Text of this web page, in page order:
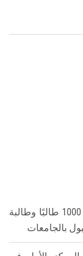
معامل التنسيق الإلكتروني تستقبل أكثر من 1000 طالبًا وطالبة
بالجامعات